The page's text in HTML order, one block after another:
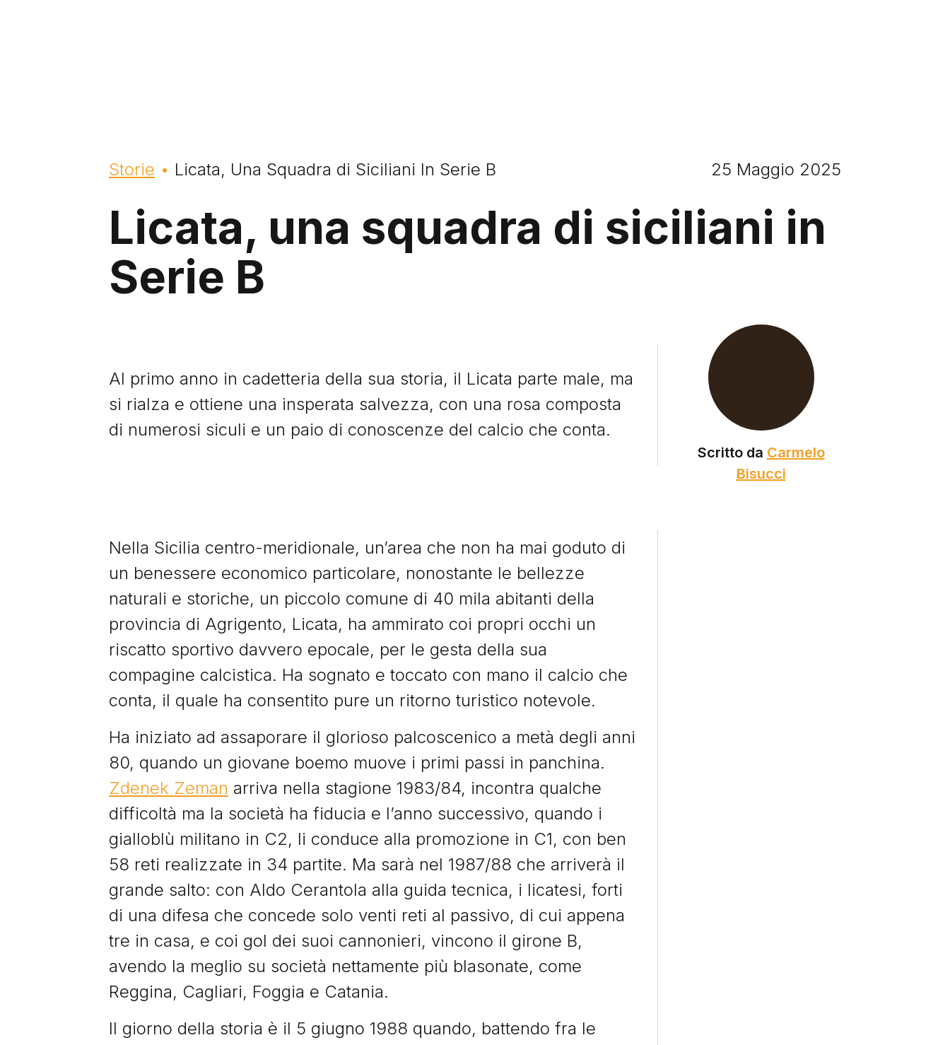
Briciole di pane
Storie Licata, Una Squadra di Siciliani In Serie B 25 Maggio 2025
Licata, una squadra di siciliani in
Serie B
Al primo anno in cadetteria della sua storia, il Licata parte male, ma
si rialza e ottiene una insperata salvezza, con una rosa composta
di numerosi siculi e un paio di conoscenze del calcio che conta.
Scritto da Carmelo
Bisucci
Nella Sicilia centro-meridionale, un’area che non ha mai goduto di
un benessere economico particolare, nonostante le bellezze
naturali e storiche, un piccolo comune di 40 mila abitanti della
provincia di Agrigento, Licata, ha ammirato coi propri occhi un
riscatto sportivo davvero epocale, per le gesta della sua
compagine calcistica. Ha sognato e toccato con mano il calcio che
conta, il quale ha consentito pure un ritorno turistico notevole.
Ha iniziato ad assaporare il glorioso palcoscenico a metà degli anni
80, quando un giovane boemo muove i primi passi in panchina.
Zdenek Zeman arriva nella stagione 1983/84, incontra qualche
difficoltà ma la società ha fiducia e l’anno successivo, quando i
gialloblù militano in C2, li conduce alla promozione in C1, con ben
58 reti realizzate in 34 partite. Ma sarà nel 1987/88 che arriverà il
grande salto: con Aldo Cerantola alla guida tecnica, i licatesi, forti
di una difesa che concede solo venti reti al passivo, di cui appena
tre in casa, e coi gol dei suoi cannonieri, vincono il girone B,
avendo la meglio su società nettamente più blasonate, come
Reggina, Cagliari, Foggia e Catania.
Il giorno della storia è il 5 giugno 1988 quando, battendo fra le